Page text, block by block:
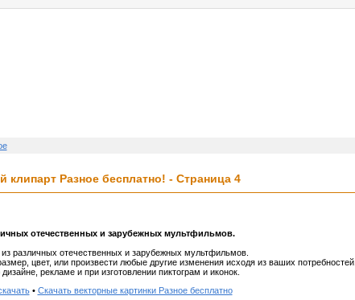
клипарт Разное бесплатно! - Страница 4
отечественных и зарубежных мультфильмов.
различных отечественных и зарубежных мультфильмов.
цвет, или произвести любые другие изменения исходя из ваших потребностей.
рекламе и при изготовлении пиктограм и иконок.
• Скачать векторные картинки Разное бесплатно